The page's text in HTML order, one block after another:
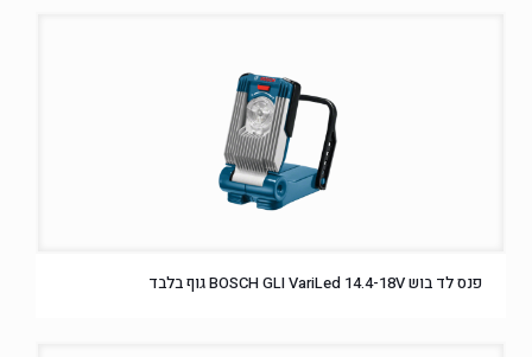
פנס לד בוש BOSCH GLI VariLed 14.4-18V גוף בלבד